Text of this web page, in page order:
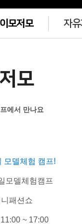
모저모 자
모
에서 만나요
모델체험 캠프!
모델체험캠프
패션쇼
~ 17:00